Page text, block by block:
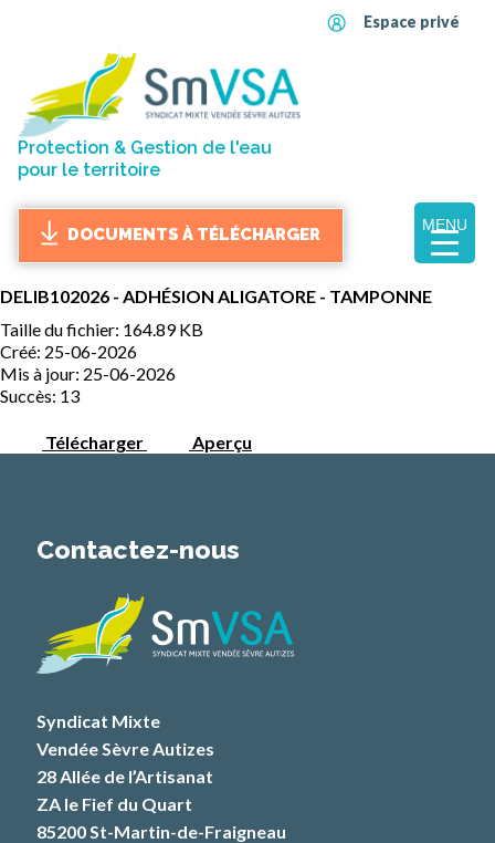
Espace privé
Protection & Gestion de l'eau
pour le territoire
DOCUMENTS À TÉLÉCHARGER
MENU
DELIB102026 - ADHÉSION ALIGATORE - TAMPONNE
Taille du fichier: 164.89 KB
Créé: 25-06-2026
Mis à jour: 25-06-2026
Succès: 13
Télécharger Aperçu
Contactez-nous
Syndicat Mixte
Vendée Sèvre Autizes
28 Allée de l’Artisanat
ZA le Fief du Quart
85200 St-Martin-de-Fraigneau